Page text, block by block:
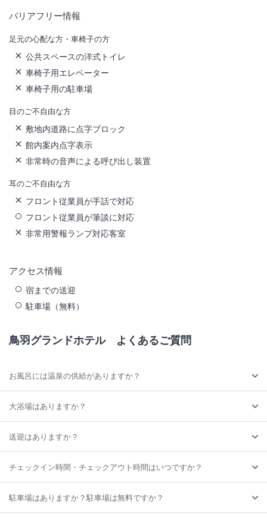
バリアフリー情報
足元の心配な方・車椅子の方
公共スペースの洋式トイレ
車椅子用エレベーター
車椅子用の駐車場
目のご不自由な方
敷地内道路に点字ブロック
館内案内点字表示
非常時の音声による呼び出し装置
耳のご不自由な方
フロント従業員が手話で対応
フロント従業員が筆談に対応
非常用警報ランプ対応客室
アクセス情報
宿までの送迎
駐車場（無料）
鳥羽グランドホテルよくあるご質問
お風呂には温泉の供給がありますか？
大浴場はありますか？
送迎はありますか？
チェックイン時間・チェックアウト時間はいつですか？
駐車場はありますか？駐車場は無料ですか？